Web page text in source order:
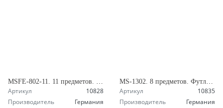
MSFE-802-11. 11 предметов. Маникюрный набор Зингер
Артикул
10828
Производитель
Германия
MS-1302. 8 предметов. Футляр на молнии. Маникюрный набор Зингер
Артикул
10835
Производитель
Германия